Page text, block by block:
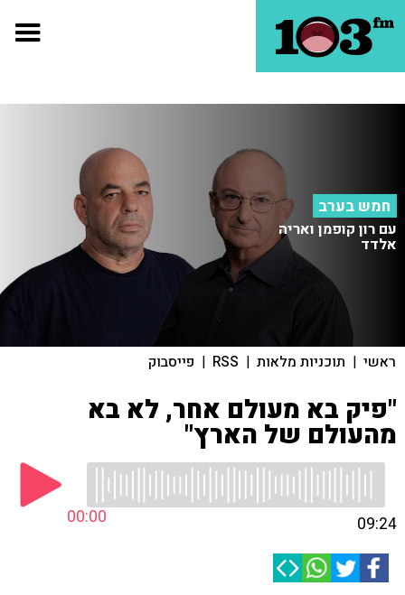
חמש בערב
עם רון קופמן ואריה
אלדד
ראשי | תוכניות מלאות |
RSS
| פייסבוק
"פיק בא מעולם אחר, לא בא
מהעולם של הארץ"
00:00 09:24